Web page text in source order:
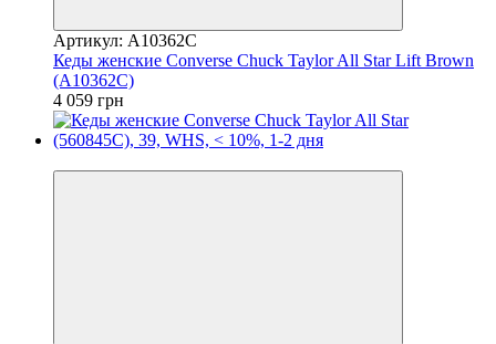
Артикул: A10362C
Кеды женские Converse Chuck Taylor All Star Lift Brown
(A10362C)
4 059 грн